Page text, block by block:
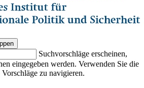
Suchvorschläge erscheinen,
eingegeben werden. Verwenden Sie die
zu navigieren.